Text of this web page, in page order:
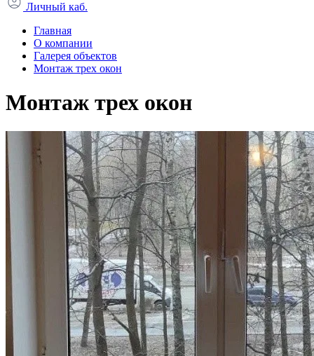
Личный каб.
Главная
О компании
Галерея объектов
Монтаж трех окон
Монтаж трех окон